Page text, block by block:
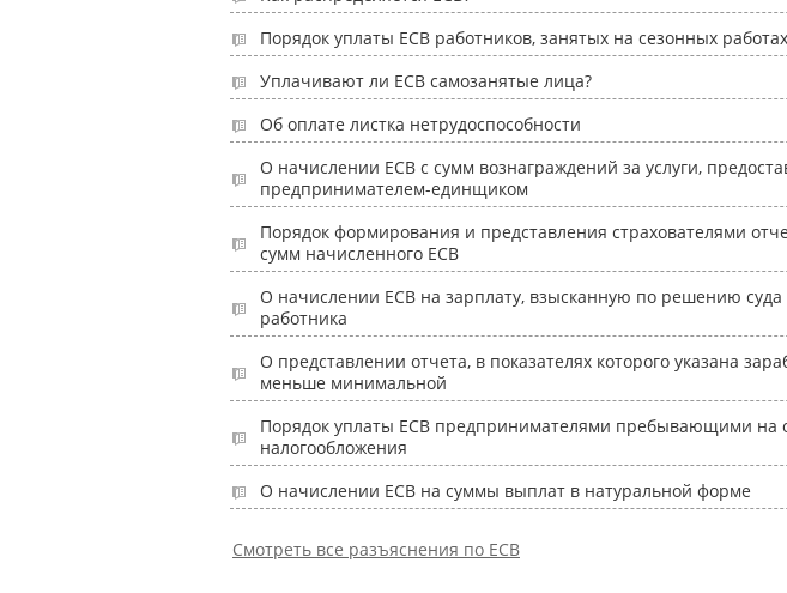
Порядок уплаты ЕСВ работников, занятых на сезонных работах
Уплачивают ли ЕСВ самозанятые лица?
Об оплате листка нетрудоспособности
О начислении ЕСВ с сумм вознаграждений за услуги,
предпринимателем-единщиком
Порядок формирования и представления страхователями
сумм начисленного ЕСВ
О начислении ЕСВ на зарплату, взысканную по решению суда
работника
О представлении отчета, в показателях которого указана
меньше минимальной
Порядок уплаты ЕСВ предпринимателями пребывающими на
налогообложения
О начислении ЕСВ на суммы выплат в натуральной форме
Смотреть все разъяснения по ЕСВ